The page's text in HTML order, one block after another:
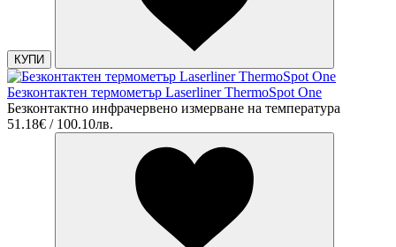
КУПИ
Безконтактен термометър Laserliner ThermoSpot One
Безконтактно инфрачервено измерване на температура
51.18€ / 100.10лв.